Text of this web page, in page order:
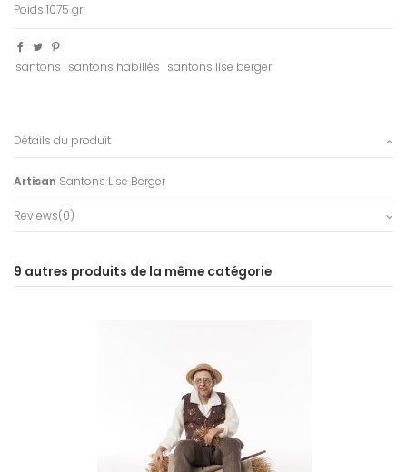
Poids 1075 gr
santons santons habillés santons lise berger
Détails du produit
Artisan Santons Lise Berger
Reviews(0)
9 autres produits de la même catégorie